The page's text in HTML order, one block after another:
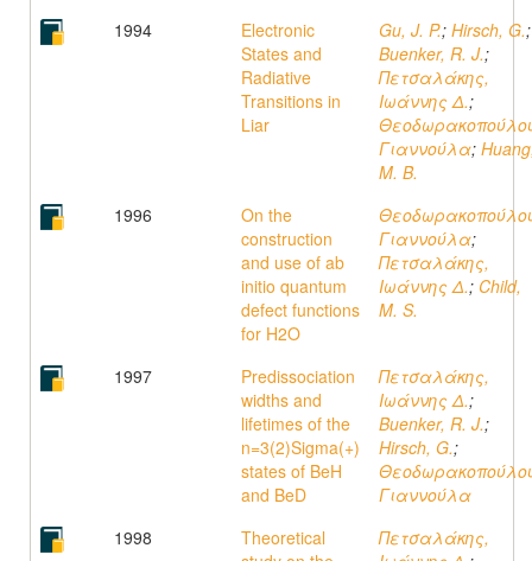
1994
Electronic
States and
Radiative
Transitions in
Liar
Gu, J. P.; Hirsch, G.;
Buenker, R. J.;
Πετσαλάκης,
Ιωάννης Δ.;
Γιαννούλα;
M. B.
1996
On the
construction
and use of ab
initio quantum
defect functions
for H2O
Γιαννούλα;
Πετσαλάκης,
Ιωάννης Δ.; Child,
M. S.
1997
Predissociation
widths and
lifetimes of the
n=3(2)Sigma(+)
states of BeH
and BeD
Πετσαλάκης,
Ιωάννης Δ.;
Buenker, R. J.;
Hirsch, G.;
Γιαννούλα
1998
Theoretical
Πετσαλάκης,